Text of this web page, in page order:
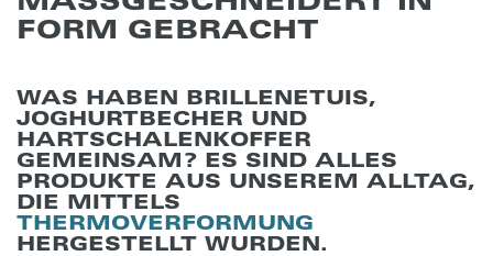
FORM GEBRACHT
WAS HABEN BRILLENETUIS,
JOGHURTBECHER UND
HARTSCHALENKOFFER
GEMEINSAM? ES SIND ALLES
PRODUKTE AUS UNSEREM ALLTAG,
DIE MITTELS
THERMOVERFORMUNG
HERGESTELLT WURDEN.